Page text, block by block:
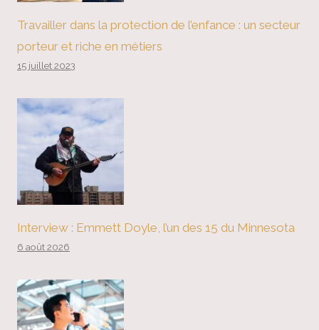
Travailler dans la protection de l’enfance : un secteur
porteur et riche en métiers
15 juillet 2023
Interview : Emmett Doyle, l’un des 15 du Minnesota
6 août 2026